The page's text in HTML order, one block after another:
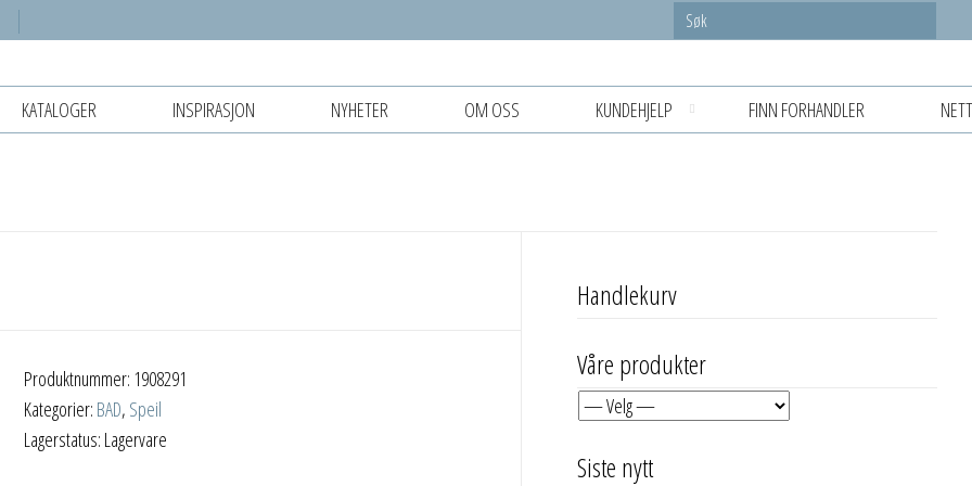
KATALOGER INSPIRASJON NYHETER OM OSS KUNDEHJELP FINN FORHANDLER
Produktnummer: 1908291
Kategorier: BAD, Speil
Lagerstatus: Lagervare
Handlekurv
Våre produkter
Siste nytt